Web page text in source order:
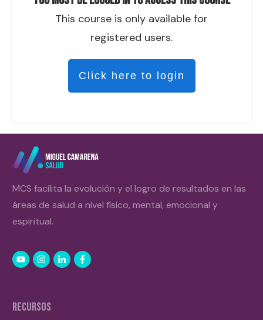
This course is only available for
registered users.
Click here to login
MCS facilita la evolución y el logro de resultados en las
áreas de salud a nivel físico, mental, emocional y
espiritual.
RECURSOS